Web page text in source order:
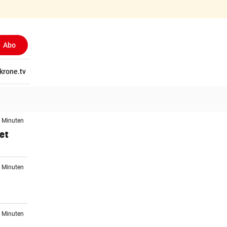
Abo
krone.tv
Minuten
Minuten
Minuten